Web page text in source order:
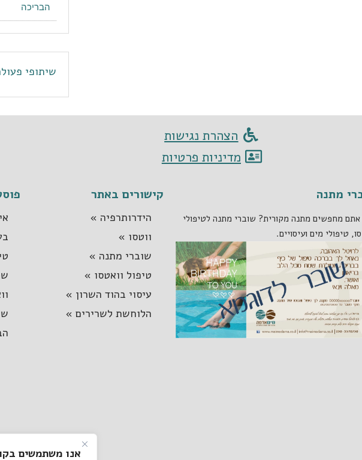
אנו משתמשים
הבריכה
שיתופי
הצהרת נגישות
מדיניות פרטיות
מתנה
מחפשים מתנה מקורית? שוברי מתנה לטיפולי
טיפולי מים ועיסויים.
קישורים באתר
הידרותרפיה »
ווטסו »
שוברי מתנה »
טיפול וואטסו »
עיסוי בהוד השרון »
הלוחשת לשרירים »